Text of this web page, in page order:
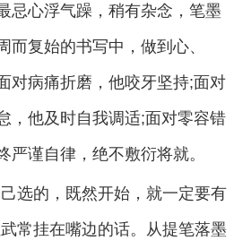
忌心浮气躁，稍有杂念，笔墨
而复始的书写中，做到心、
对病痛折磨，他咬牙坚持;面对
，他及时自我调适;面对零容错
严谨自律，绝不敷衍将就。
选的，既然开始，就一定要有
常挂在嘴边的话。从提笔落墨